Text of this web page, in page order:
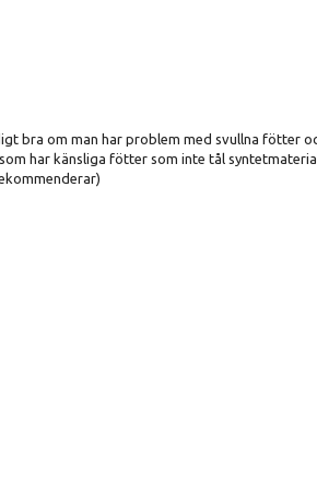
bra om man har problem med svullna fötter
har känsliga fötter som inte tål